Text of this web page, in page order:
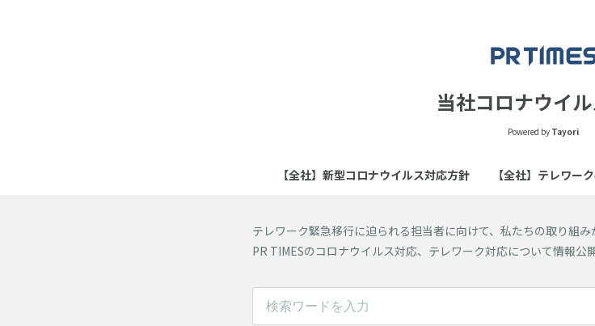
当社コロナウイ
Powered by Tayori
【全社】新型コロナウイルス対応方針 【全社】テレワー
テレワーク緊急移行に迫られる担当者に向けて、私たちの取り組
PR TIMESのコロナウイルス対応、テレワーク対応について情報公開